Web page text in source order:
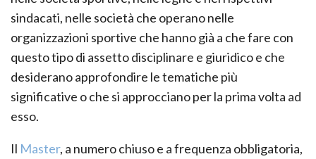
sindacati, nelle società che operano nelle
organizzazioni sportive che hanno già a che fare con
questo tipo di assetto disciplinare e giuridico e che
desiderano approfondire le tematiche più
significative o che si approcciano per la prima volta ad
esso.
Il Master, a numero chiuso e a frequenza obbligatoria,